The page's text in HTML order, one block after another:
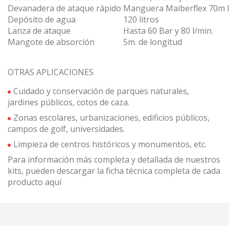
Devanadera de ataque rápido Manguera Maiberflex 70m
Depósito de agua
120 litros
Lanza de ataque
Hasta 60 Bar y 80 l/min.
Mangote de absorción
5m. de longitud
OTRAS APLICACIONES
Cuidado y conservación de parques naturales,
jardines públicos, cotos de caza.
Zonas escolares, urbanizaciones, edificios públicos,
campos de golf, universidades.
Limpieza de centros históricos y monumentos, etc.
Para información más completa y detallada de nuestros
kits, pueden descargar la ficha técnica completa de cada
producto aquí